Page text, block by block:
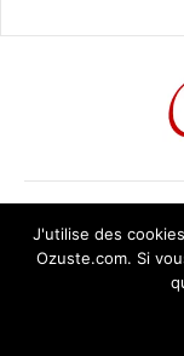
©
J'utilise des
Ozuste.com. Si